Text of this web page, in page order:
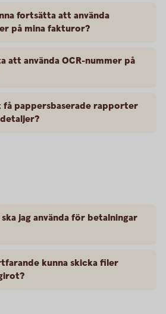
fortsätta att använda
på mina fakturor?
att använda OCR-nummer på
få pappersbaserade rapporter
jag använda för betalningar
kunna skicka filer